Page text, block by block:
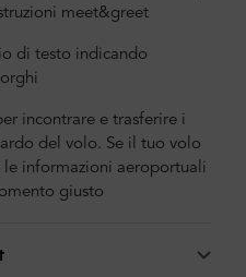
meet&greet
di testo indicando
incontrare e trasferire i
del volo. Se il tuo volo
informazioni aeroportuali
giusto